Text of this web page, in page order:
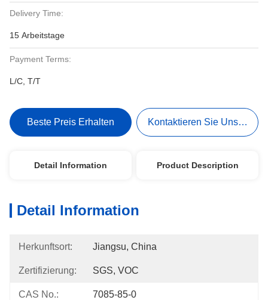
Delivery Time:
15 Arbeitstage
Payment Terms:
L/C, T/T
Beste Preis Erhalten Kontaktieren Sie Uns Jetzt
Detail Information Product Description
Detail Information
Herkunftsort: Jiangsu, China
Zertifizierung: SGS, VOC
CAS No.: 7085-85-0